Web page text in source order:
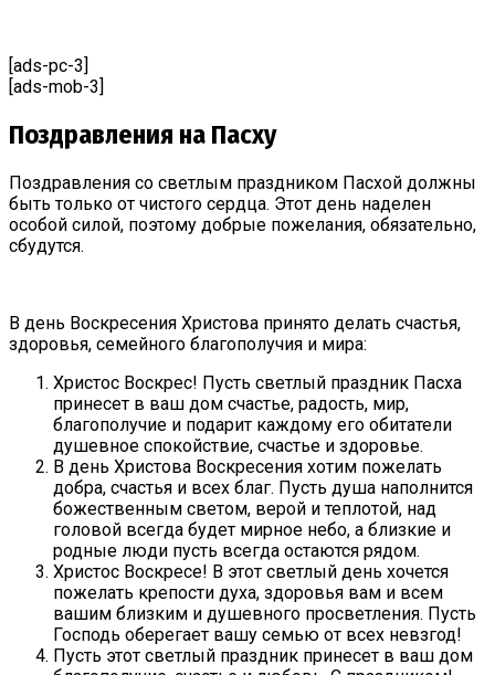
[ads-pc-3]
[ads-mob-3]
Поздравления на Пасху
Поздравления со светлым праздником Пасхой должны
быть только от чистого сердца. Этот день наделен
особой силой, поэтому добрые пожелания, обязательно,
сбудутся.
В день Воскресения Христова принято делать счастья,
здоровья, семейного благополучия и мира:
Христос Воскрес! Пусть светлый праздник Пасха
принесет в ваш дом счастье, радость, мир,
благополучие и подарит каждому его обитатели
душевное спокойствие, счастье и здоровье.
В день Христова Воскресения хотим пожелать
добра, счастья и всех благ. Пусть душа наполнится
божественным светом, верой и теплотой, над
головой всегда будет мирное небо, а близкие и
родные люди пусть всегда остаются рядом.
Христос Воскресе! В этот светлый день хочется
пожелать крепости духа, здоровья вам и всем
вашим близким и душевного просветления. Пусть
Господь оберегает вашу семью от всех невзгод!
Пусть этот светлый праздник принесет в ваш дом